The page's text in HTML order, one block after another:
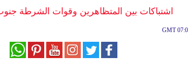
اشتباكات بين المتظاهرين وقوات الشرطة
GMT